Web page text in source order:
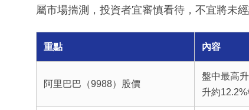
屬市場揣測，投資者宜審慎看待，不宜將未
重點 內容
阿里巴巴（9988）股價
盤中最高
升約